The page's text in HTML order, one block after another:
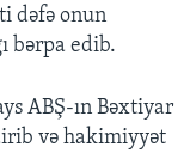
dəfə onun
bərpa edib.
ABŞ-ın Bəxtiyar
və hakimiyyət